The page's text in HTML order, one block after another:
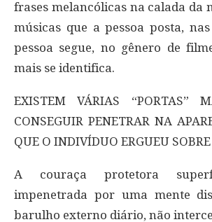
frases melancólicas na calada da
músicas que a pessoa posta,
pessoa segue, no gênero de
mais se identifica.
EXISTEM VÁRIAS “PORTAS”
CONSEGUIR PENETRAR NA
QUE O INDIVÍDUO ERGUEU
A couraça protetora
impenetrada por uma mente
barulho externo diário, não